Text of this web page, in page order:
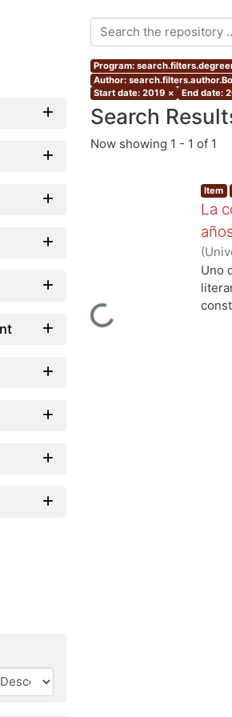
Program:
Author:
Start date: 2019 × End date:
Search
Now showing 1 - 1 of 1
Loading...
Item
La
(
de
Uno